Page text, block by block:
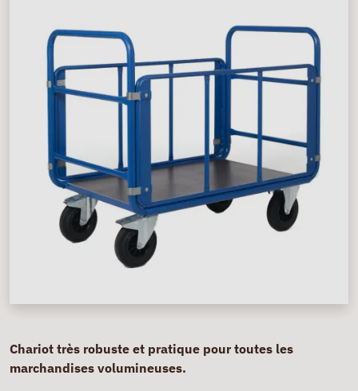
Chariot très robuste et pratique pour toutes les
marchandises volumineuses.